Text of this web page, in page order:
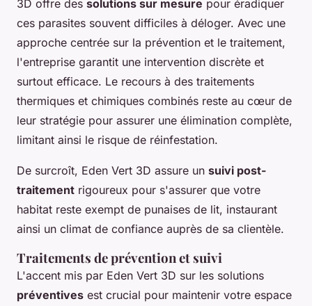
3D offre des solutions sur mesure pour éradiquer
ces parasites souvent difficiles à déloger. Avec une
approche centrée sur la prévention et le traitement,
l'entreprise garantit une intervention discrète et
surtout efficace. Le recours à des traitements
thermiques et chimiques combinés reste au cœur de
leur stratégie pour assurer une élimination complète,
limitant ainsi le risque de réinfestation.
De surcroît, Eden Vert 3D assure un suivi post-
traitement rigoureux pour s'assurer que votre
habitat reste exempt de punaises de lit, instaurant
ainsi un climat de confiance auprès de sa clientèle.
Traitements de prévention et suivi
L'accent mis par Eden Vert 3D sur les solutions
préventives est crucial pour maintenir votre espace